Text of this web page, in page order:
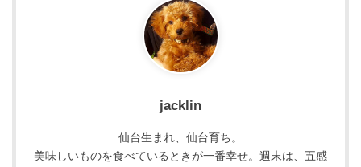
jacklin
仙台生まれ、仙台育ち。
美味しいものを食べているときが一番幸せ。週末は、五感